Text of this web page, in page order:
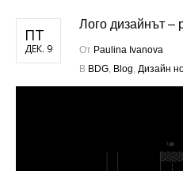
ПТ
ДЕК. 9
Лого дизайнът –
От Paulina Ivanova
В BDG, Blog, Дизайн